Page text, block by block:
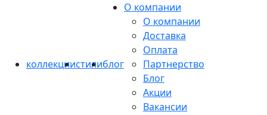
коллекциистилиблог
О компании
О компании
Доставка
Оплата
Партнерство
Блог
Акции
Вакансии